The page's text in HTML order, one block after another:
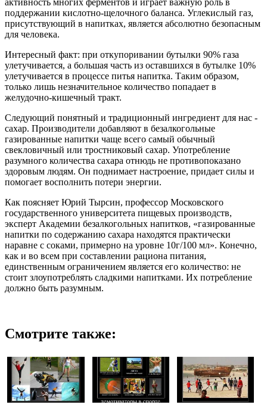
активность многих ферментов и играет важную роль в
поддержании кислотно-щелочного баланса. Углекислый газ,
присутствующий в напитках, является абсолютно безопасным
для человека.
Интересный факт: при откупоривании бутылки 90% газа
улетучивается, а большая часть из оставшихся в бутылке 10%
улетучивается в процессе питья напитка. Таким образом,
только лишь незначительное количество попадает в
желудочно-кишечный тракт.
Следующий понятный и традиционный ингредиент для нас -
сахар. Производители добавляют в безалкогольные
газированные напитки чаще всего самый обычный
свекловичный или тростниковый сахар. Употребление
разумного количества сахара отнюдь не противопоказано
здоровым людям. Он поднимает настроение, придает силы и
помогает восполнить потери энергии.
Как поясняет Юрий Тырсин, профессор Московского
государственного университета пищевых производств,
эксперт Академии безалкогольных напитков, «газированные
напитки по содержанию сахара находятся практически
наравне с соками, примерно на уровне 10г/100 мл». Конечно,
как и во всем при составлении рациона питания,
единственным ограничением является его количество: не
стоит злоупотреблять сладкими напитками. Их потребление
должно быть разумным.
Смотрите также: